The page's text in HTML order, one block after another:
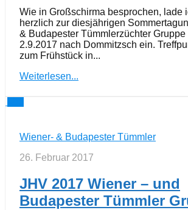
Wie in Großschirma besprochen, lade
herzlich zur diesjährigen
& Budapester Tümmlerzüchter
2.9.2017 nach Dommitzsch ein.
zum Frühstück in...
Weiterlesen...
Wiener- & Budapester Tümmler
26. Februar 2017
JHV 2017 Wiener – und
Budapester Tümmler